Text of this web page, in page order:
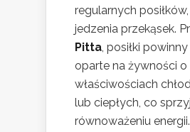
regularnych
jedzenia przekąsek.
Pitta, posiłki
oparte na żywności o
właściwościach
lub ciepłych, co
równoważeniu